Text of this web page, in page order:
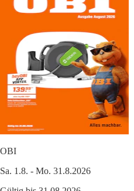
OBI
Sa. 1.8. - Mo. 31.8.2026